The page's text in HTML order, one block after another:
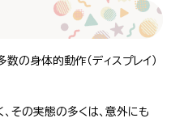
数の身体的動作（ディスプレイ）
その実態の多くは、意外にも